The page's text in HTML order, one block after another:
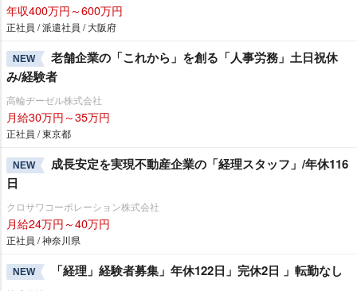
年収400万円～600万円
正社員 / 派遣社員 / 大阪府
NEW
老舗企業の「これから」を創る「人事労務」土日祝休
み/経験者
高輪ヂーゼル株式会社
月給30万円～35万円
正社員 / 東京都
NEW
成長安定を実現不動産企業の「経理スタッフ」/年休116
日
クロサワコーポレーション株式会社
月給24万円～40万円
正社員 / 神奈川県
NEW 「経理」経験者募集」年休122日」完休2日 」転勤なし